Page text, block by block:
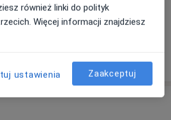
również linki do polityk
Więcej informacji znajdziesz
ustawienia Zaakceptuj